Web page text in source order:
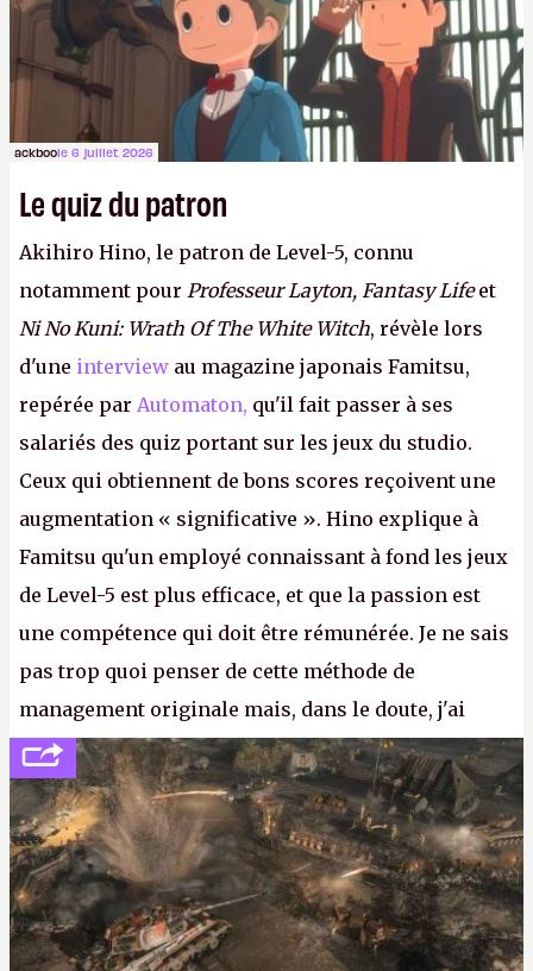
ackboole 6 juillet 2026
Le quiz du patron
Akihiro Hino, le patron de Level-5, connu
notamment pour Professeur Layton, Fantasy Lifeet
Ni No Kuni: Wrath Of The White Witch, révèle lors
d'une interview au magazine japonais Famitsu,
repérée par Automaton, qu'il fait passer à ses
salariés des quiz portant sur les jeux du studio.
Ceux qui obtiennent de bons scores reçoivent une
augmentation « significative ». Hino explique à
Famitsu qu'un employé connaissant à fond les jeux
de Level-5 est plus efficace, et que la passion est
une compétence qui doit être rémunérée. Je ne sais
pas trop quoi penser de cette méthode de
management originale mais, dans le doute, j'ai
décidé d'apprendre par cœur les 300 derniers
numéros deCanard PCavant de demander une
augmentation à Ivan Le Fou.A.